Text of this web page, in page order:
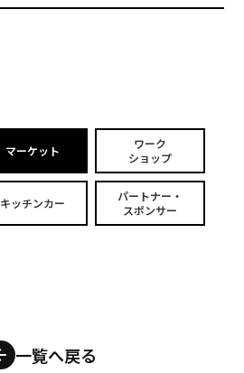
マーケット
ワーク
ショップ
キッチンカー
パートナー・
スポンサー
一覧へ戻る